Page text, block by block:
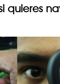
quieres